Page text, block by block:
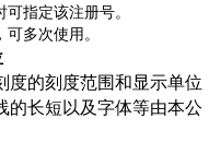
指定该注册号。
多次使用。
度的刻度范围和显示单位
的长短以及字体等由本公